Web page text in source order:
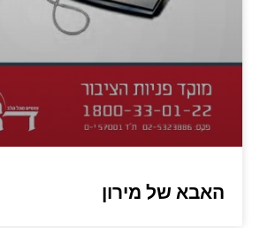
האבא של מירון